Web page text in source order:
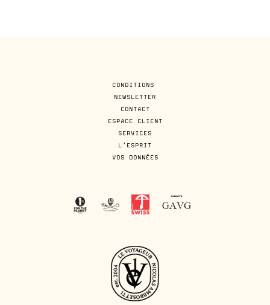
CONDITIONS
NEWSLETTER
CONTACT
ESPACE CLIENT
SERVICES
L'ESPRIT
VOS DONNÉES